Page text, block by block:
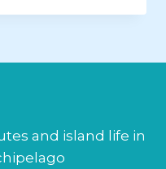
and island life in